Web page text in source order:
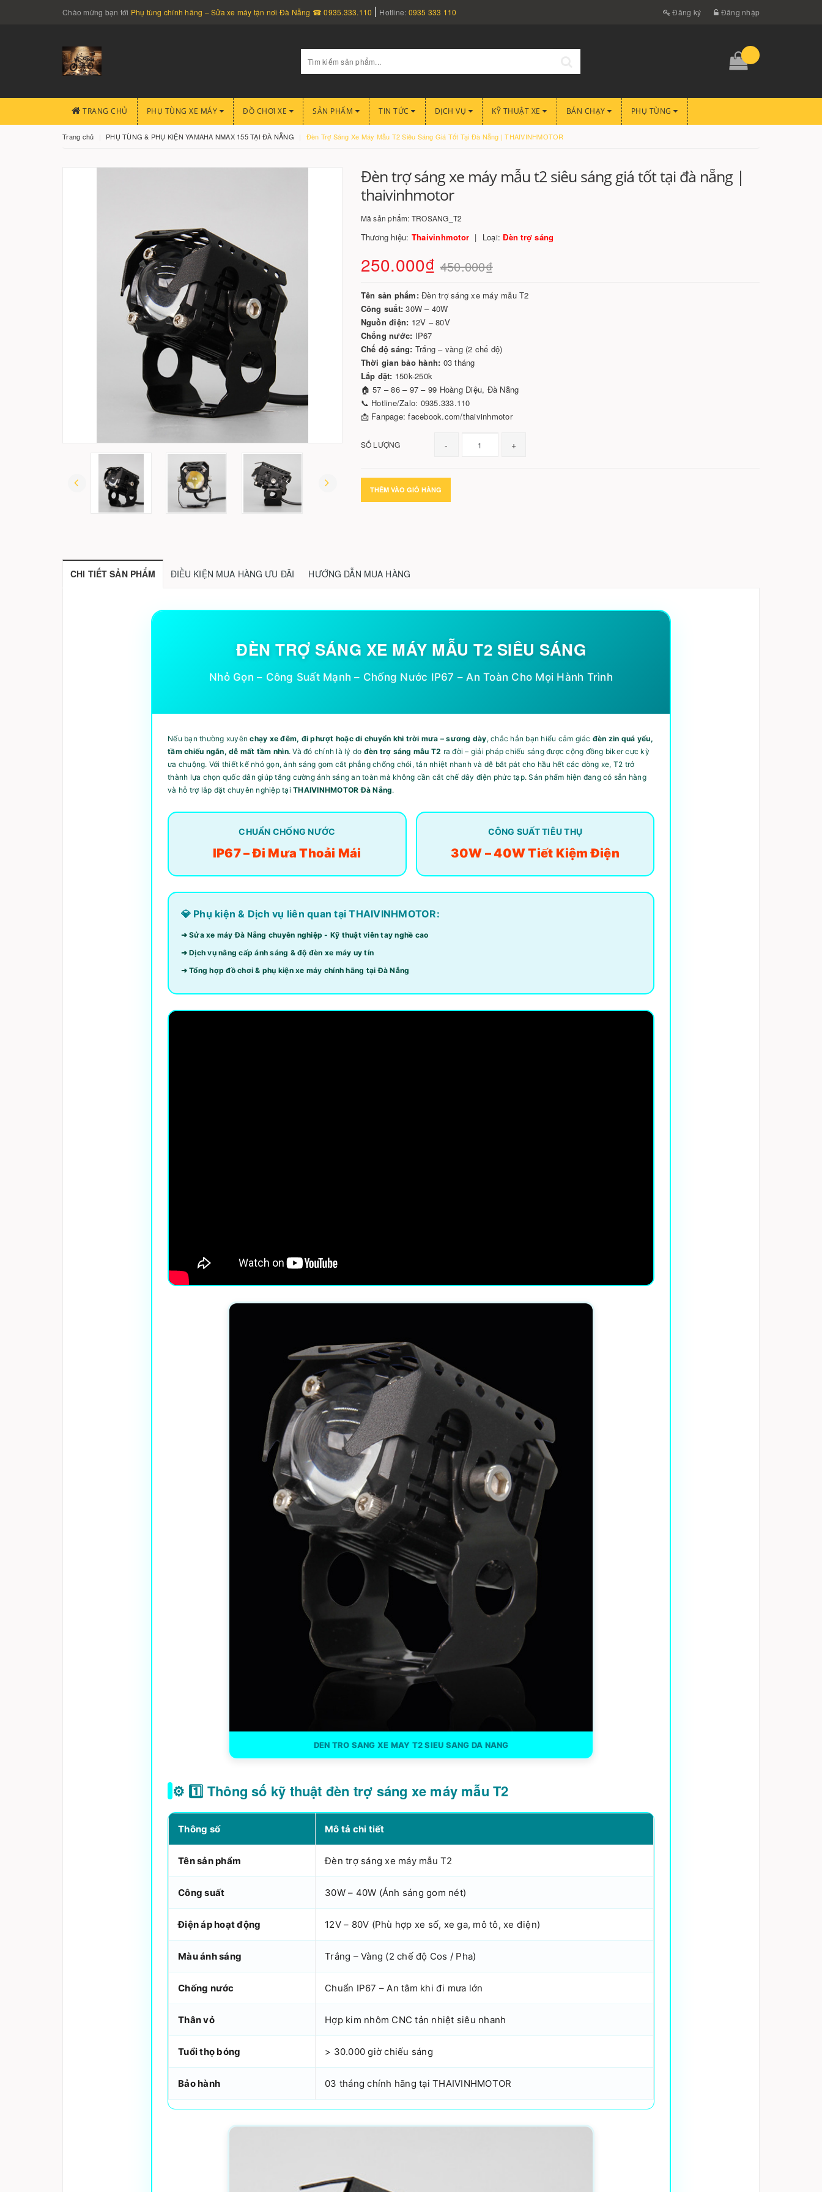
Chào mừng bạn tới Phụ tùng chính hãng – Sửa xe máy tận nơi Đà Nẵng ☎ 0935.333.110 Hotline: 0935 333 110 Đăng ký Đăng nhập
TRANG CHỦ PHỤ TÙNG XE MÁY ĐỒ CHƠI XE SẢN PHẨM TIN TỨC DỊCH VỤ KỸ THUẬT XE BÁN CHẠY PHỤ TÙNG
Trang chủ PHỤ TÙNG & PHỤ KIỆN YAMAHA NMAX 155 TẠI ĐÀ NẴNG Đèn Trợ Sáng Xe Máy Mẫu T2 Siêu Sáng Giá Tốt Tại Đà Nẵng | THAIVINHMOTOR
Đèn trợ sáng xe máy mẫu t2 siêu sáng giá tốt tại đà nẵng |
thaivinhmotor
Mã sản phẩm: TROSANG_T2
Thương hiệu: Thaivinhmotor Loại:Đèn trợ sáng
250.000₫ 450.000₫
Tên sản phẩm:Đèn trợ sáng xe máy mẫu T2
Công suất: 30W – 40W
Nguồn điện: 12V – 80V
Chống nước: IP67
Chế độ sáng: Trắng – vàng (2 chế độ)
Thời gian bảo hành: 03 tháng
Lắp đặt: 150k-250k
🏠 57 – 86 – 97 – 99 Hoàng Diệu, Đà Nẵng
📞 Hotline/Zalo: 0935.333.110
📩 Fanpage: facebook.com/thaivinhmotor
SỐ LƯỢNG - +
THÊM VÀO GIỎ HÀNG
CHI TIẾT SẢN PHẨM ĐIỀU KIỆN MUA HÀNG ƯU ĐÃI HƯỚNG DẪN MUA HÀNG
ĐÈN TRỢ SÁNG XE MÁY MẪU T2 SIÊU SÁNG
Nhỏ Gọn – Công Suất Mạnh – Chống Nước IP67 – An Toàn Cho Mọi Hành Trình
Nếu bạn thường xuyênchạy xe đêm, đi phượt hoặc di chuyển khi trời mưa – sương dày, chắc hẳn bạn hiểu cảm giác đèn zin quá yếu,
tầm chiếu ngắn, dễ mất tầm nhìn. Và đó chính là lý do đèn trợ sáng mẫu T2 ra đời – giải pháp chiếu sáng được cộng đồng biker cực kỳ
ưa chuộng. Với thiết kế nhỏ gọn, ánh sáng gom cắt phẳng chống chói, tản nhiệt nhanh và dễ bắt pát cho hầu hết các dòng xe, T2 trở
thành lựa chọn quốc dân giúp tăng cường ánh sáng an toàn mà không cần cắt chế dây điện phức tạp. Sản phẩm hiện đang có sẵn hàng
và hỗ trợ lắp đặt chuyên nghiệp tại THAIVINHMOTOR Đà Nẵng.
CHUẨN CHỐNG NƯỚC
IP67 – Đi Mưa Thoải Mái
CÔNG SUẤT TIÊU THỤ
30W – 40W Tiết Kiệm Điện
💎 Phụ kiện & Dịch vụ liên quan tại THAIVINHMOTOR:
➜ Sửa xe máy Đà Nẵng chuyên nghiệp - Kỹ thuật viên tay nghề cao
➜ Dịch vụ nâng cấp ánh sáng & độ đèn xe máy uy tín
➜ Tổng hợp đồ chơi & phụ kiện xe máy chính hãng tại Đà Nẵng
DEN TRO SANG XE MAY T2 SIEU SANG DA NANG
⚙️ 1️⃣ Thông số kỹ thuật đèn trợ sáng xe máy mẫu T2
Thông số Mô tả chi tiết
Tên sản phẩm Đèn trợ sáng xe máy mẫu T2
Công suất 30W – 40W (Ánh sáng gom nét)
Điện áp hoạt động 12V – 80V (Phù hợp xe số, xe ga, mô tô, xe điện)
Màu ánh sáng Trắng – Vàng (2 chế độ Cos / Pha)
Chống nước Chuẩn IP67 – An tâm khi đi mưa lớn
Thân vỏ Hợp kim nhôm CNC tản nhiệt siêu nhanh
Tuổi thọ bóng > 30.000 giờ chiếu sáng
Bảo hành 03 tháng chính hãng tại THAIVINHMOTOR